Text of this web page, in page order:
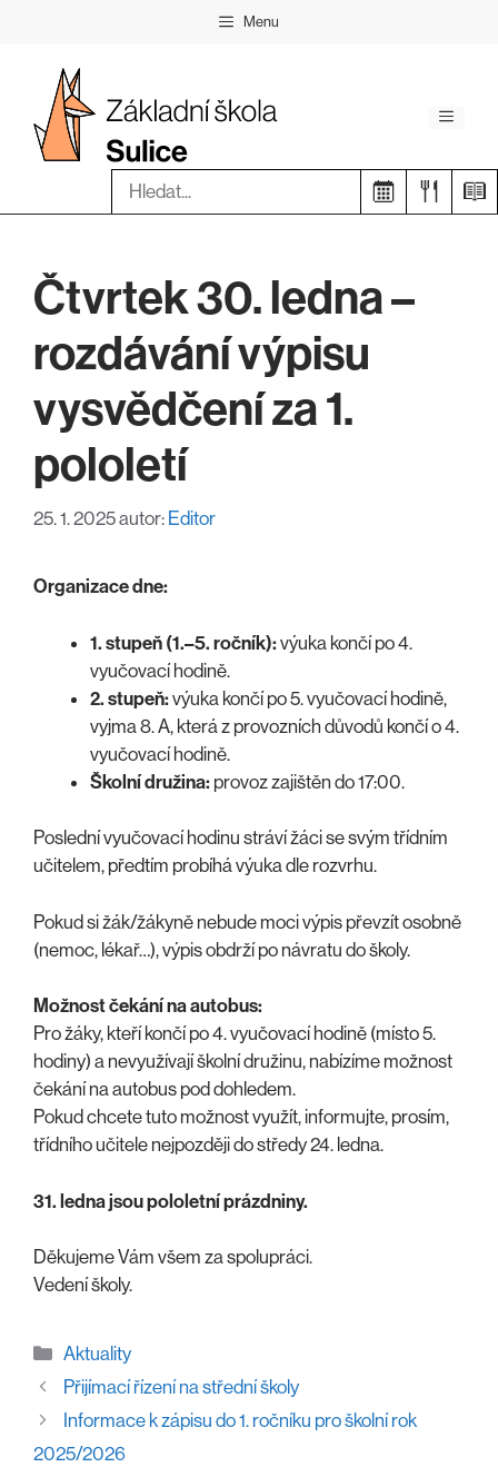
Menu
Menu
Hledat:
Čtvrtek 30. ledna –
rozdávání výpisu
vysvědčení za 1.
pololetí
25. 1. 2025autor: Editor
Organizace dne:
1. stupeň (1.–5. ročník):výuka končí po 4.
vyučovací hodině.
2. stupeň:výuka končí po 5. vyučovací hodině,
vyjma 8. A, která z provozních důvodů končí o 4.
vyučovací hodině.
Školní družina: provoz zajištěn do 17:00.
Poslední vyučovací hodinu stráví žáci se svým třídním
učitelem, předtím probíhá výuka dle rozvrhu.
Pokud si žák/žákyně nebude moci výpis převzít osobně
(nemoc, lékař…), výpis obdrží po návratu do školy.
Možnost čekání na autobus:
Pro žáky, kteří končí po 4. vyučovací hodině (místo 5.
hodiny) a nevyužívají školní družinu, nabízíme možnost
čekání na autobus pod dohledem.
Pokud chcete tuto možnost využít, informujte, prosím,
třídního učitele nejpozději do středy 24. ledna.
31. ledna jsou pololetní prázdniny.
Děkujeme Vám všem za spolupráci.
Vedení školy.
Rubriky
Aktuality
Přijímací řízení na střední školy
Informace k zápisu do 1. ročníku pro školní rok
2025/2026